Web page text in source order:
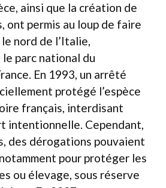
ainsi que la création de
ont permis au loup de faire
nord de l’Italie,
parc national du
En 1993, un arrêté
protégé l’espèce
français, interdisant
intentionnelle. Cependant,
des dérogations pouvaient
pour protéger les
ou élevage, sous réserve